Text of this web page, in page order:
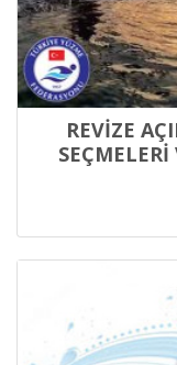
REVİZE